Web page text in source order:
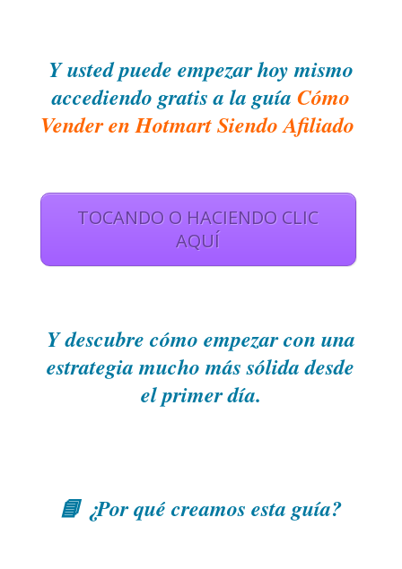
Y usted puede empezar hoy mismo
accediendo gratis a la guía Cómo
Vender en Hotmart Siendo Afiliado
TOCANDO O HACIENDO CLIC
AQUÍ
Y descubre cómo empezar con una
estrategia mucho más sólida desde
el primer día.
📘 ¿Por qué creamos esta guía?